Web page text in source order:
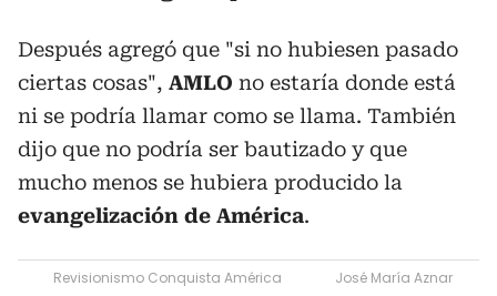
Después agregó que "si no hubiesen pasado
ciertas cosas", AMLO no estaría donde está
ni se podría llamar como se llama. También
dijo que no podría ser bautizado y que
mucho menos se hubiera producido la
evangelización de América.
Revisionismo Conquista América José María Aznar